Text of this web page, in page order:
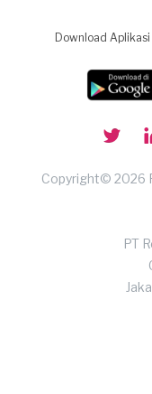
Download
Copyright© 2026
PT